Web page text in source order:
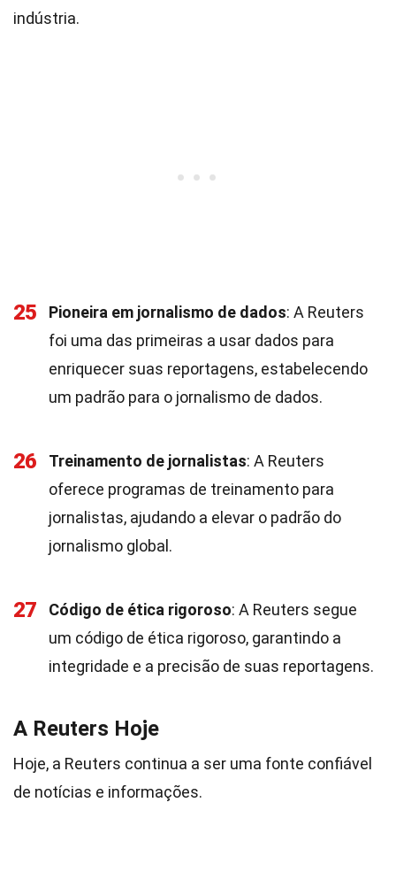
indústria.
25 Pioneira em jornalismo de dados: A Reuters
foi uma das primeiras a usar dados para
enriquecer suas reportagens, estabelecendo
um padrão para o jornalismo de dados.
26 Treinamento de jornalistas: A Reuters
oferece programas de treinamento para
jornalistas, ajudando a elevar o padrão do
jornalismo global.
27 Código de ética rigoroso: A Reuters segue
um código de ética rigoroso, garantindo a
integridade e a precisão de suas reportagens.
A Reuters Hoje
Hoje, a Reuters continua a ser uma fonte confiável
de notícias e informações.